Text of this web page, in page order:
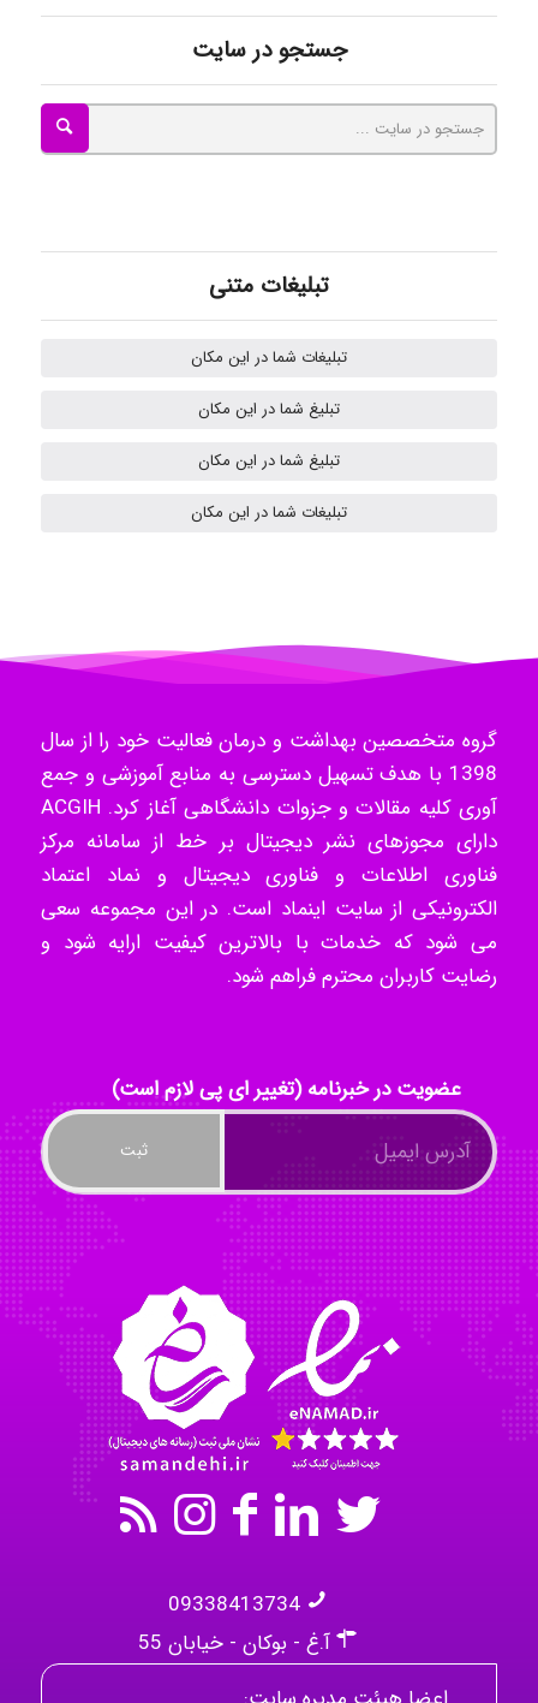
ayda habibnejad
Nazaninkarkon
Mehrab
Tavan
akhtar shahsavandi
kimiya zirakpoor
Nazaninkarkon
Omid
Mehrab
جستجو در سایت
تبلیغات متنی
تبلیغات شما در این مکان
تبلیغ شما در این مکان
تبلیغ شما در این مکان
تبلیغات شما در این مکان
گروه متخصصین بهداشت و درمان فعالیت خود را از سال
1398 با هدف تسهیل دسترسی به منابع آموزشی و جمع
آوری کلیه مقالات و جزوات دانشگاهی آغاز کرد. ACGIH
دارای مجوزهای نشر دیجیتال بر خط از سامانه مرکز
فناوری اطلاعات و فناوری دیجیتال و نماد اعتماد
الکترونیکی از سایت اینماد است. در این مجموعه سعی
می شود که خدمات با بالاترین کیفیت ارایه شود و
رضایت کاربران محترم فراهم شود.
عضویت در خبرنامه (تغییر ای پی لازم است)
09338413734
آ.غ - بوکان - خیابان 55